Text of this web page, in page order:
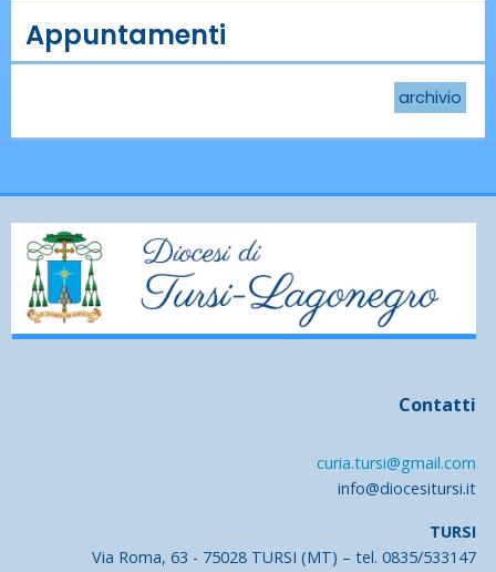
Appuntamenti
archivio
Contatti
curia.tursi@gmail.com
info@diocesitursi.it
TURSI
Via Roma, 63 - 75028 TURSI (MT) – tel. 0835/533147